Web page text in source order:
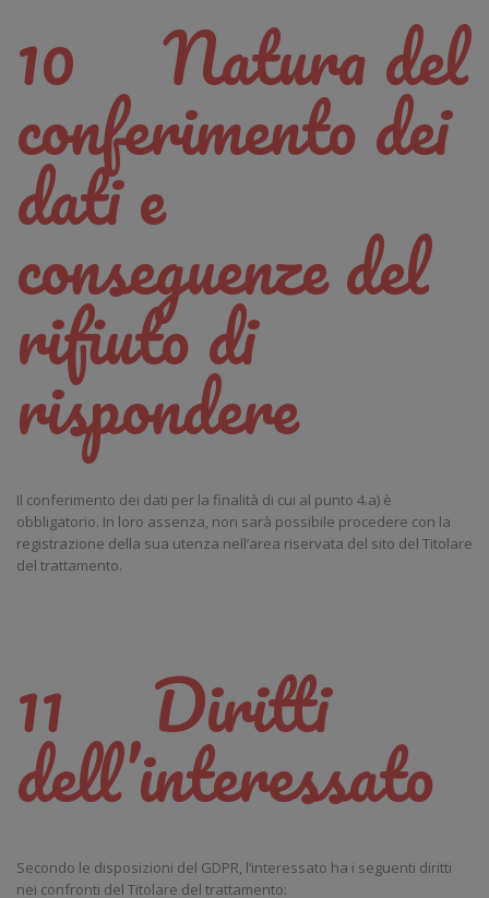
10 Natura del
conferimento dei
dati e
conseguenze del
rifiuto di
rispondere
Il conferimento dei dati per la finalità di cui al punto 4.a) è
obbligatorio. In loro assenza, non sarà possibile procedere con la
registrazione della sua utenza nell’area riservata del sito del Titolare
del trattamento.
11 Diritti
dell’interessato
Secondo le disposizioni del GDPR, l’interessato ha i seguenti diritti
nei confronti del Titolare del trattamento: